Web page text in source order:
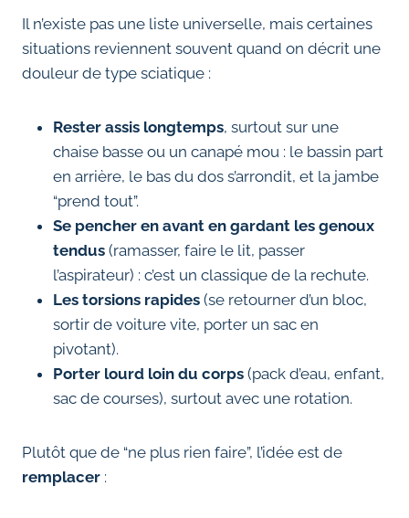
Il n’existe pas une liste universelle, mais certaines
situations reviennent souvent quand on décrit une
douleur de type sciatique :
Rester assis longtemps, surtout sur une
chaise basse ou un canapé mou : le bassin part
en arrière, le bas du dos s’arrondit, et la jambe
“prend tout”.
Se pencher en avant en gardant les genoux
tendus (ramasser, faire le lit, passer
l’aspirateur) : c’est un classique de la rechute.
Les torsions rapides (se retourner d’un bloc,
sortir de voiture vite, porter un sac en
pivotant).
Porter lourd loin du corps (pack d’eau, enfant,
sac de courses), surtout avec une rotation.
Plutôt que de “ne plus rien faire”, l’idée est de
remplacer :